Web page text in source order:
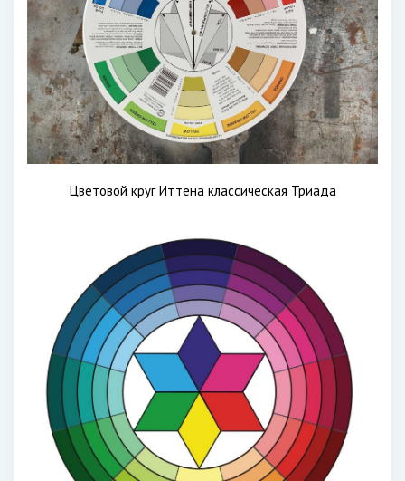
Цветовой круг Иттена классическая Триада